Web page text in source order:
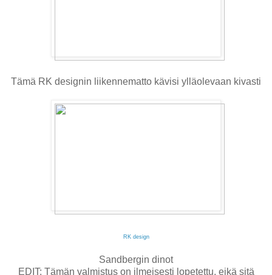
Tämä RK designin liikennematto kävisi ylläolevaan kivasti
RK design
Sandbergin dinot
EDIT: Tämän valmistus on ilmeisesti lopetettu, eikä sitä